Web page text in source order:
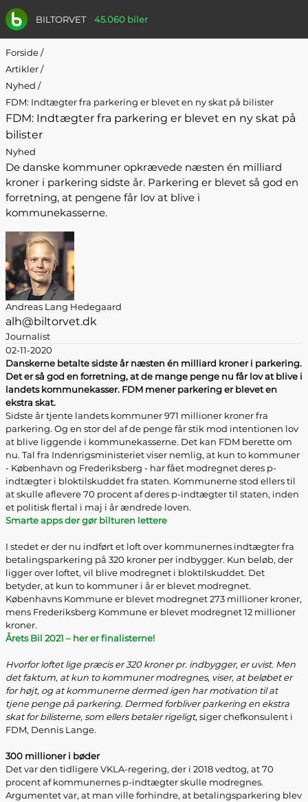
BILTORVET 45.060 biler
Forside/
Artikler/
Nyhed /
FDM: Indtægter fra parkering er blevet en ny skat på bilister
FDM: Indtægter fra parkering er blevet en ny skat på
bilister
Nyhed
De danske kommuner opkrævede næsten én milliard
kroner i parkering sidste år. Parkering er blevet så god en
forretning, at pengene får lov at blive i
kommunekasserne.
Andreas Lang Hedegaard
alh@biltorvet.dk
Journalist
02-11-2020
Danskerne betalte sidste år næsten én milliard kroner i parkering.
Det er så god en forretning, at de mange penge nu får lov at blive i
landets kommunekasser. FDM mener parkering er blevet en
ekstra skat.
Sidste år tjente landets kommuner 971 millioner kroner fra
parkering. Og en stor del af de penge får stik mod intentionen lov
at blive liggende i kommunekasserne. Det kan FDM berette om
nu. Tal fra Indenrigsministeriet viser nemlig, at kun to kommuner
- København og Frederiksberg - har fået modregnet deres p-
indtægter i bloktilskuddet fra staten. Kommunerne stod ellers til
at skulle aflevere 70 procent af deres p-indtægter til staten, inden
et politisk flertal i maj i år ændrede loven.
Smarte apps der gør bilturen lettere
I stedet er der nu indført et loft over kommunernes indtægter fra
betalingsparkering på 320 kroner per indbygger. Kun beløb, der
ligger over loftet, vil blive modregnet i bloktilskuddet. Det
betyder, at kun to kommuner i år er blevet modregnet.
Københavns Kommune er blevet modregnet 273 millioner kroner,
mens Frederiksberg Kommune er blevet modregnet 12 millioner
kroner.
Årets Bil 2021 – her er finalisterne!
Hvorfor loftet lige præcis er 320 kroner pr. indbygger, er uvist. Men
det faktum, at kun to kommuner modregnes, viser, at beløbet er
for højt, og at kommunerne dermed igen har motivation til at
tjene penge på parkering. Dermed forbliver parkering en ekstra
skat for bilisterne, som ellers betaler rigeligt, siger chefkonsulent i
FDM, Dennis Lange.
300 millioner i bøder
Det var den tidligere VKLA-regering, der i 2018 vedtog, at 70
procent af kommunernes p-indtægter skulle modregnes.
Argumentet var, at man ville forhindre, at betalingsparkering blev